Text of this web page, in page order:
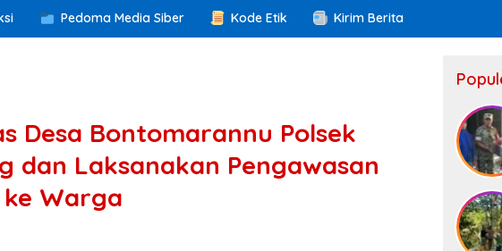
Pedoma Media Siber Kode Etik Kirim Berita
Desa Bontomarannu Polsek
dan Laksanakan Pengawasan
Warga